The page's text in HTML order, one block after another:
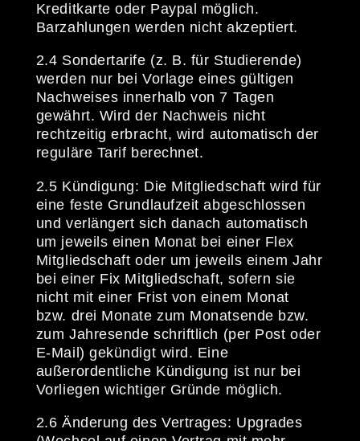
Kreditkarte oder Paypal möglich.
Barzahlungen werden nicht akzeptiert.
2.4 Sondertarife (z. B. für Studierende)
werden nur bei Vorlage eines gültigen
Nachweises innerhalb von 7 Tagen
gewährt. Wird der Nachweis nicht
rechtzeitig erbracht, wird automatisch der
reguläre Tarif berechnet.
2.5 Kündigung: Die Mitgliedschaft wird für
eine feste Grundlaufzeit abgeschlossen
und verlängert sich danach automatisch
um jeweils einen Monat bei einer Flex
Mitgliedschaft oder um jeweils einem Jahr
bei einer Fix Mitgliedschaft, sofern sie
nicht mit einer Frist von einem Monat
bzw. drei Monate zum Monatsende bzw.
zum Jahresende schriftlich (per Post oder
E-Mail) gekündigt wird. Eine
außerordentliche Kündigung ist nur bei
Vorliegen wichtiger Gründe möglich.
2.6 Änderung des Vertrages: Upgrades